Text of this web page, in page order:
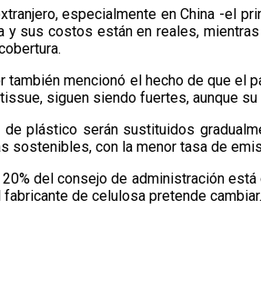
especialmente en China -el
sus costos están en reales,
mencionó el hecho de que
siguen siendo fuertes, aunque
plástico serán sustituidos
con la menor tasa de
del consejo de administración
de celulosa pretende cambiar.